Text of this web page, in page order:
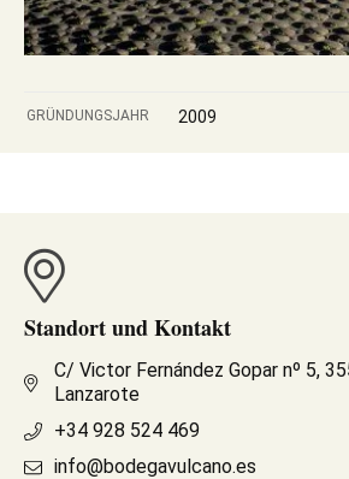
GRÜNDUNGSJAHR 2009
Standort und Kontakt
C/ Victor Fernández Gopar nº 5,
Lanzarote
+34 928 524 469
info@bodegavulcano.es